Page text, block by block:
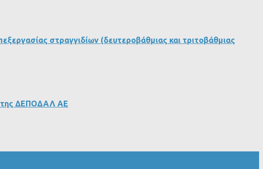
στραγγιδίων (δευτεροβάθμιας και τριτοβάθμιας
της ΔΕΠΟΔΑΛ ΑΕ